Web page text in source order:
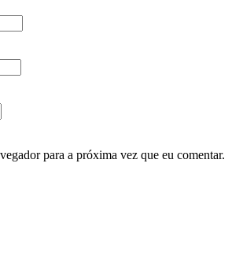
para a próxima vez que eu comentar.